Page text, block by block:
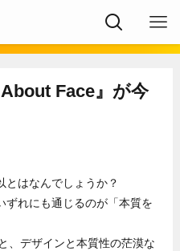
Face』が今
とはなんでしょうか？
ずれにも通じるのが「本質を
、デザインと本質性の茫漠な